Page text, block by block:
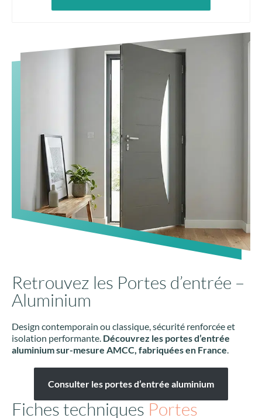
Retrouvez les Portes d’entrée –
Aluminium
Design contemporain ou classique, sécurité renforcée et
isolation performante. Découvrez les portes d’entrée
aluminium sur-mesure AMCC, fabriquées en France.
Consulter les portes d’entrée aluminium
Fiches techniques Portes